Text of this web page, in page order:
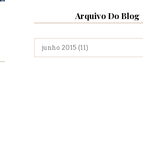
Arquivo Do Blog